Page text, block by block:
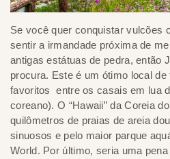
Se você quer conquistar vulcões
sentir a irmandade próxima de
antigas estátuas de pedra, então
procura. Este é um ótimo local
favoritos entre os casais em lua
coreano). O “Hawaii” da Coreia
quilômetros de praias de areia
sinuosos e pelo maior parque
World. Por último, seria uma